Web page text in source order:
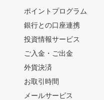
ポイントプログラム
銀行との口座連携
投資情報サービス
ご入金・ご出金
外貨決済
お取引時間
メールサービス